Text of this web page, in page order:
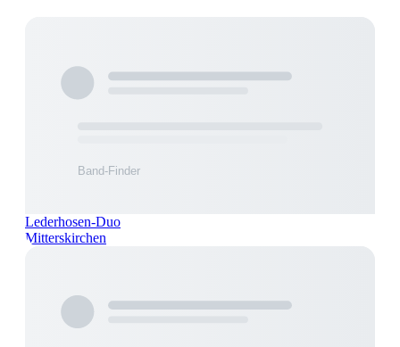
Lederhosen-Duo
Mitterskirchen